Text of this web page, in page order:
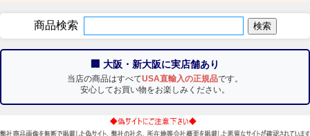
商品検索
🏢 大阪・新大阪に実店舗あり
当店の商品はすべてUSA直輸入の正規品です。
安心してお買い物をお楽しみください。